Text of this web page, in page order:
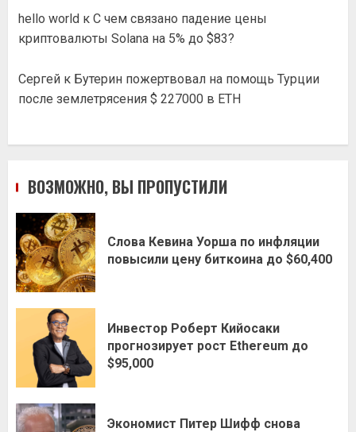
hello world к С чем связано падение цены
криптовалюты Solana на 5% до $83?
Сергей к Бутерин пожертвовал на помощь Турции
после землетрясения $ 227000 в ETH
ВОЗМОЖНО, ВЫ ПРОПУСТИЛИ
Слова Кевина Уорша по инфляции
повысили цену биткоина до $60,400
Инвестор Роберт Кийосаки
прогнозирует рост Ethereum до
$95,000
Экономист Питер Шифф снова